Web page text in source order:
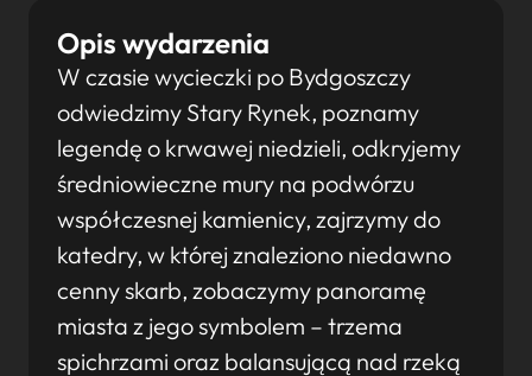
Opis wydarzenia
W czasie wycieczki po Bydgoszczy
odwiedzimy Stary Rynek, poznamy
legendę o krwawej niedzieli, odkryjemy
średniowieczne mury na podwórzu
współczesnej kamienicy, zajrzymy do
katedry, w której znaleziono niedawno
cenny skarb, zobaczymy panoramę
miasta z jego symbolem – trzema
spichrzami oraz balansującą nad rzeką